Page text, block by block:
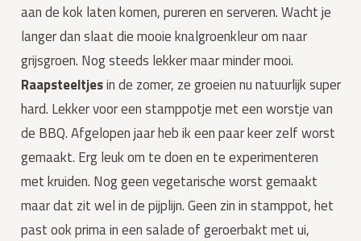
aan de kok laten komen, pureren en serveren. Wacht je
langer dan slaat die mooie knalgroenkleur om naar
grijsgroen. Nog steeds lekker maar minder mooi.
Raapsteeltjesin de zomer, ze groeien nu natuurlijk super
hard. Lekker voor een stamppotje met een worstje van
de BBQ. Afgelopen jaar heb ik een paar keer zelf worst
gemaakt. Erg leuk om te doen en te experimenteren
met kruiden. Nog geen vegetarische worst gemaakt
maar dat zit wel in de pijplijn. Geen zin in stamppot, het
past ook prima in een salade of geroerbakt met ui,